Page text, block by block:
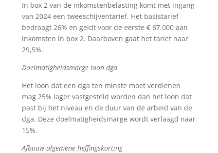
In box 2 van de inkomstenbelasting komt met ingang
van 2024 een tweeschijventarief. Het basistarief
bedraagt 26% en geldt voor de eerste € 67.000 aan
inkomsten in box 2. Daarboven gaat het tarief naar
29,5%.
Doelmatigheidsmarge loon dga
Het loon dat een dga ten minste moet verdienen
mag 25% lager vastgesteld worden dan het loon dat
past bij het niveau en de duur van de arbeid van de
dga. Deze doelmatigheidsmarge wordt verlaagd naar
15%.
Afbouw algemene heffingskorting